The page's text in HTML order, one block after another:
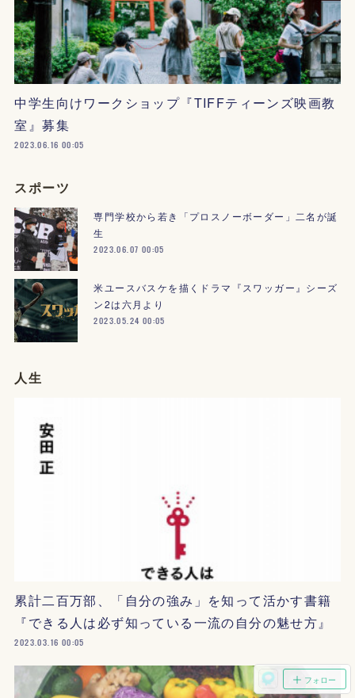
中学生向けワークショップ『TIFFティーンズ映画教
室』募集
2023.06.16 00:05
スポーツ
専門学校から若き「プロスノーボーダー」二名が誕
生
2023.06.07 00:05
米ユースバスケを描くドラマ『スワッガー』シーズ
ン2は六月より
2023.05.24 00:05
人生
累計二百万部、「自分の強み」を知って活かす書籍
『できる人は必ず知っている一流の自分の魅せ方』
2023.03.16 00:05
フォロー